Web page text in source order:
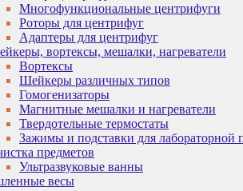
Многофункциональные центрифуги
Роторы для центрифуг
Адаптеры для центрифуг
вортексы, мешалки, нагреватели
Вортексы
Шейкеры различных типов
Гомогенизаторы
Магнитные мешалки и нагреватели
Твердотельные термостаты
Зажимы и подставки для лабораторной
предметов
Ультразвуковые ванны
весы